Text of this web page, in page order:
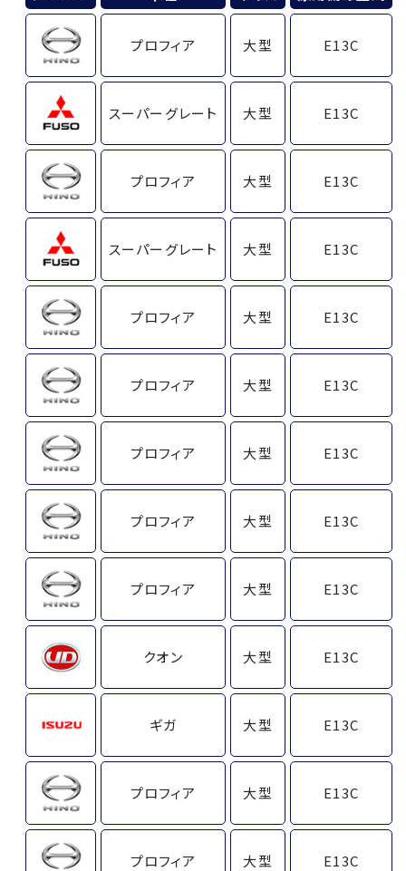
プロフィア 大型 E13C
スーパーグレート 大型 E13C
プロフィア 大型 E13C
スーパーグレート 大型 E13C
プロフィア 大型 E13C
プロフィア 大型 E13C
プロフィア 大型 E13C
プロフィア 大型 E13C
プロフィア 大型 E13C
クオン 大型 E13C
ギガ 大型 E13C
プロフィア 大型 E13C
プロフィア 大型 E13C